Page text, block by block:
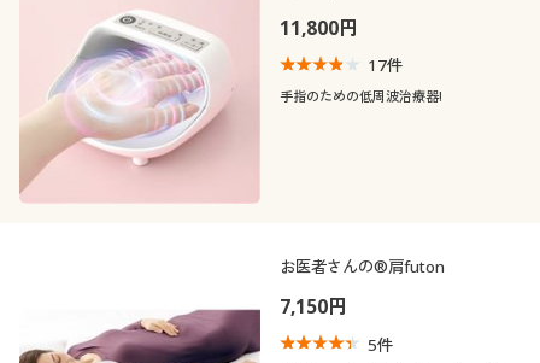
11,800円
17件
手指のための低周波治療器!
お医者さんの®肩futon
7,150円
5件